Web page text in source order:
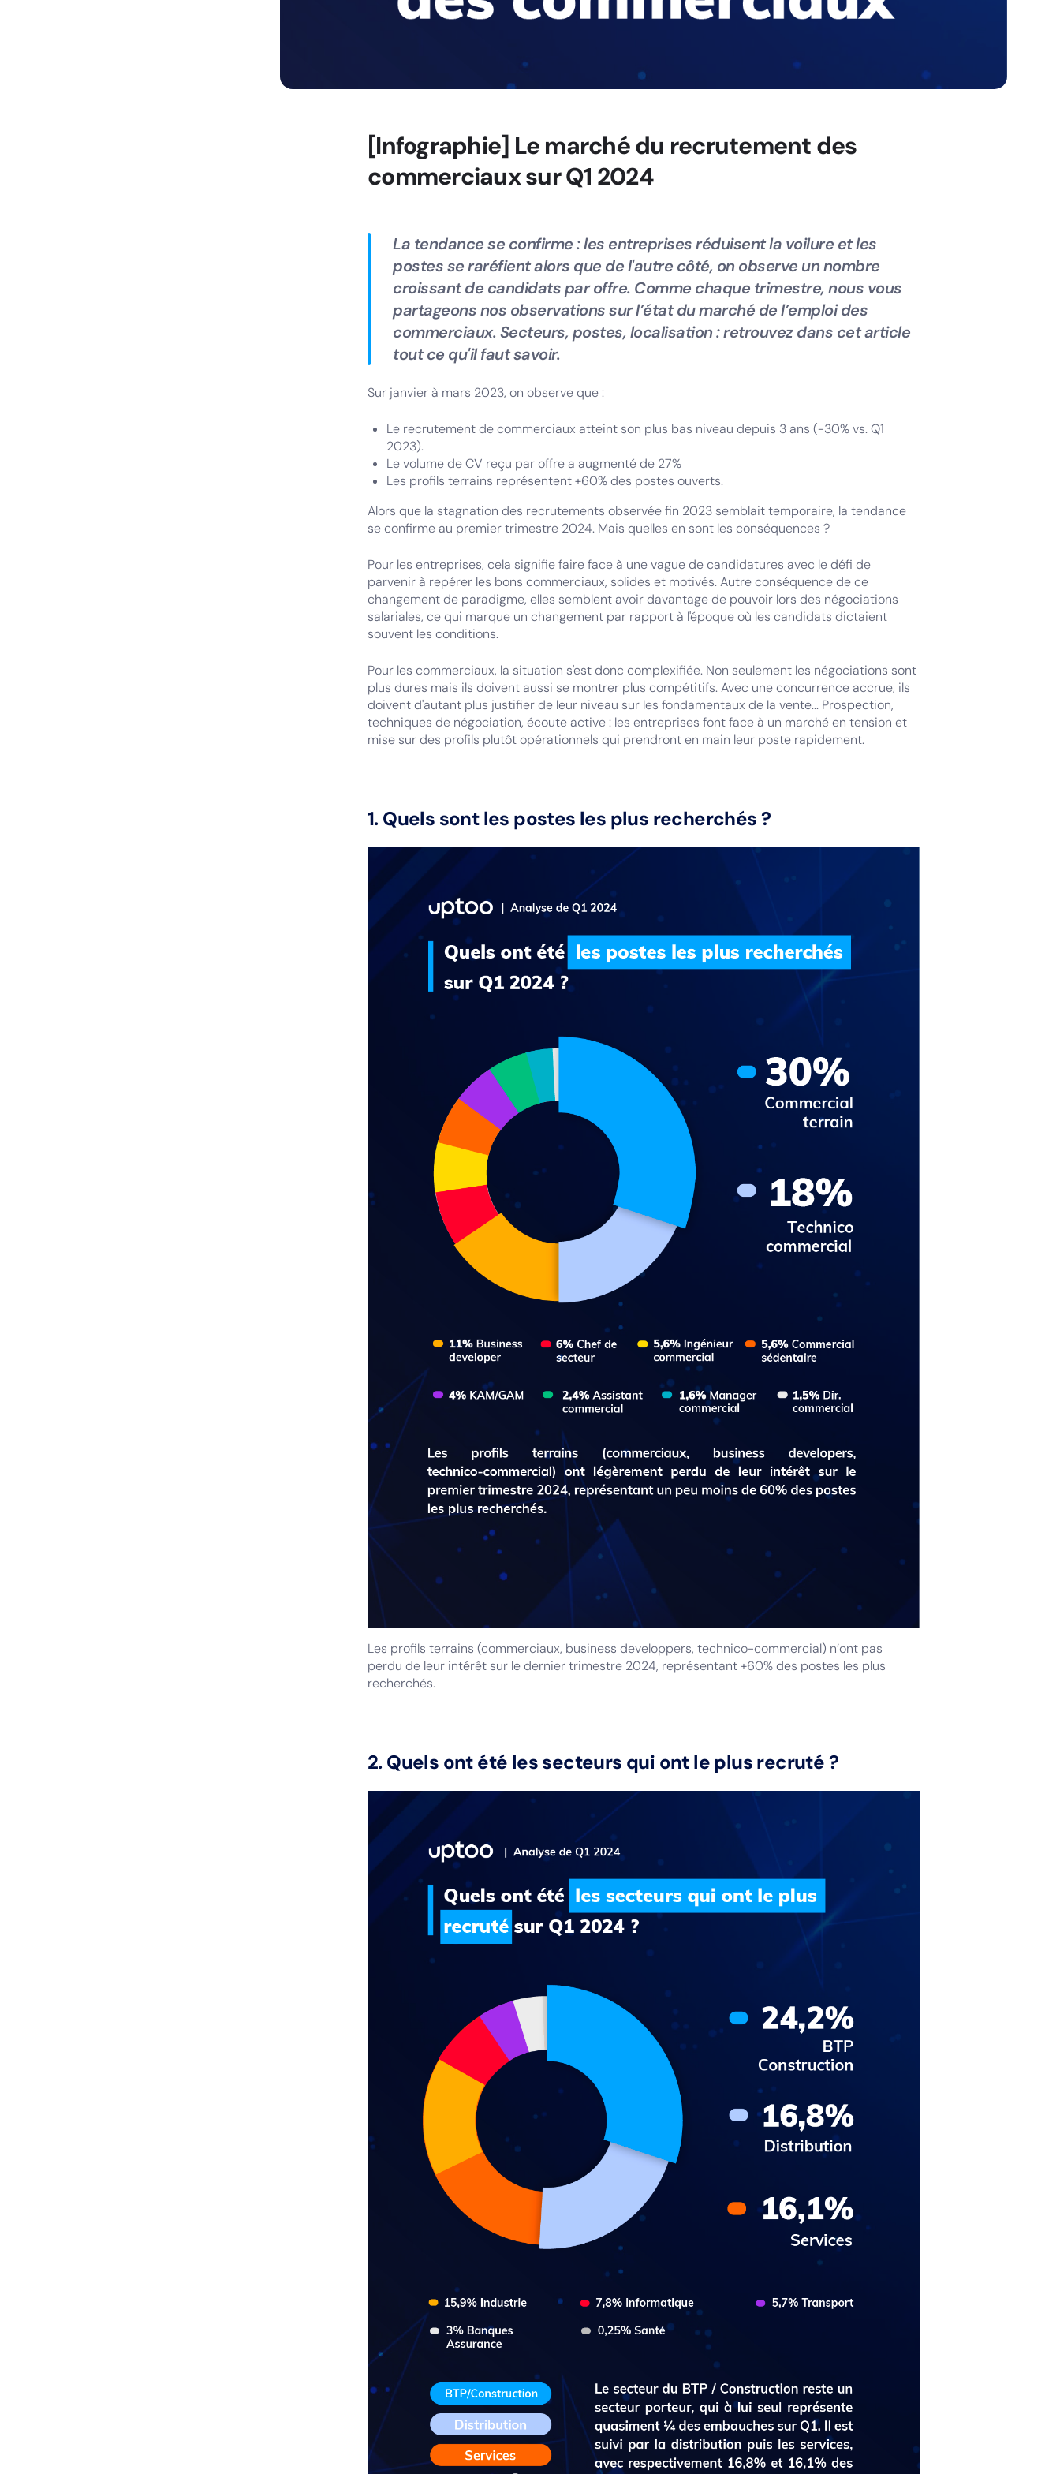
[Infographie] Le marché du recrutement des
commerciaux sur Q1 2024
La tendance se confirme : les entreprises réduisent la voilure et les
postes se raréfient alors que de l'autre côté, on observe un nombre
croissant de candidats par offre. Comme chaque trimestre, nous vous
partageons nos observations sur l’état du marché de l’emploi des
commerciaux. Secteurs, postes, localisation : retrouvez dans cet article
tout ce qu'il faut savoir.
Sur janvier à mars 2023, on observe que :
Le recrutement de commerciaux atteint son plus bas niveau depuis 3 ans (-30% vs. Q1
2023).
Le volume de CV reçu par offre a augmenté de 27%
Les profils terrains représentent +60% des postes ouverts.
Alors que la stagnation des recrutements observée fin 2023 semblait temporaire, la tendance
se confirme au premier trimestre 2024. Mais quelles en sont les conséquences ?
Pour les entreprises, cela signifie faire face à une vague de candidatures avec le défi de
parvenir à repérer les bons commerciaux, solides et motivés. Autre conséquence de ce
changement de paradigme, elles semblent avoir davantage de pouvoir lors des négociations
salariales, ce qui marque un changement par rapport à l'époque où les candidats dictaient
souvent les conditions.
Pour les commerciaux, la situation s'est donc complexifiée. Non seulement les négociations sont
plus dures mais ils doivent aussi se montrer plus compétitifs. Avec une concurrence accrue, ils
doivent d'autant plus justifier de leur niveau sur les fondamentaux de la vente... Prospection,
techniques de négociation, écoute active : les entreprises font face à un marché en tension et
mise sur des profils plutôt opérationnels qui prendront en main leur poste rapidement.
1. Quels sont les postes les plus recherchés ?
Les profils terrains (commerciaux, business developpers, technico-commercial) n’ont pas
perdu de leur intérêt sur le dernier trimestre 2024, représentant +60% des postes les plus
recherchés.
2. Quels ont été les secteurs qui ont le plus recruté ?